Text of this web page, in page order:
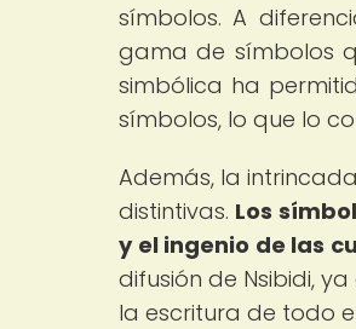
símbolos. A
gama de símbolos
simbólica ha
símbolos, lo que lo
Además, la
distintivas. Los
y el ingenio de las
difusión de Nsibidi,
la escritura de todo